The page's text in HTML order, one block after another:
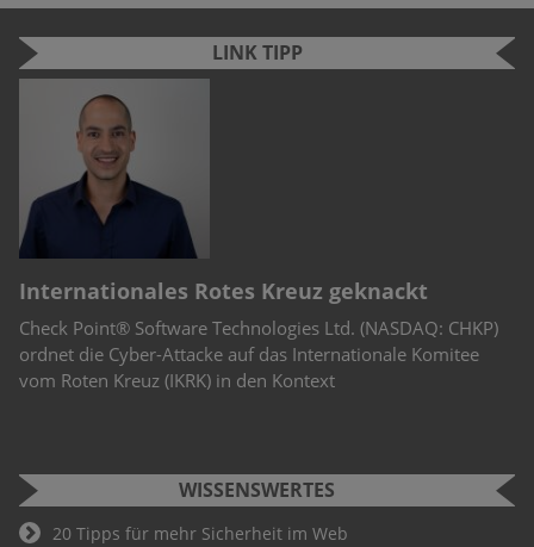
LINK TIPP
Internationales Rotes Kreuz geknackt
Check Point® Software Technologies Ltd. (NASDAQ: CHKP)
ordnet die Cyber-Attacke auf das Internationale Komitee
vom Roten Kreuz (IKRK) in den Kontext
WISSENSWERTES
20 Tipps für mehr Sicherheit im Web